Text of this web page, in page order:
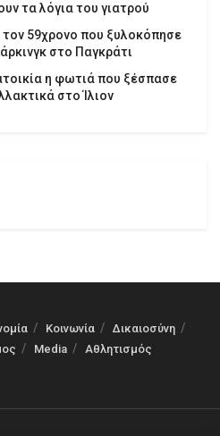
τα λόγια του γιατρού
59χρονο που ξυλοκόπησε
στο Παγκράτι
η φωτιά που ξέσπασε
στο Ίλιον
Κοινωνία
Δικαιοσύνη
Media Αθλητισμός